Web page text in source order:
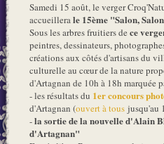
Samedi 15 août, le verger
accueillerale 15ème "Salon,
Sous les arbres fruitiers de ce
peintres, dessinateurs,
créations aux côtés d'artisans du
culturelle au cœur de la nature
d'Artagnan de 10h à 18h marquée
- les résultats du 1er concours
d'Artagnan (ouvert à tous jusqu'au
-la sortie de la nouvelle d'Alain
d'Artagnan"